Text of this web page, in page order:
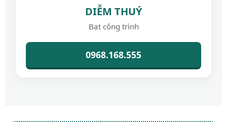
DIỄM THUÝ
Bạt công trình
0968.168.555